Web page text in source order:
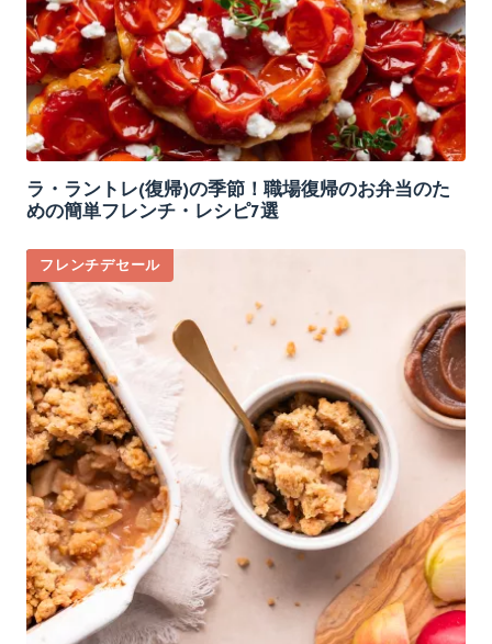
ラ・ラントレ(復帰)の季節！職場復帰のお弁当のた
めの簡単フレンチ・レシピ7選
フレンチデセール